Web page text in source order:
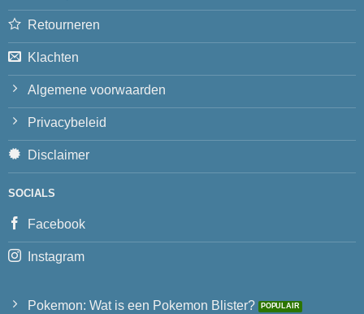
Retourneren
Klachten
Algemene voorwaarden
Privacybeleid
Disclaimer
SOCIALS
Facebook
Instagram
Pokemon: Wat is een Pokemon Blister?